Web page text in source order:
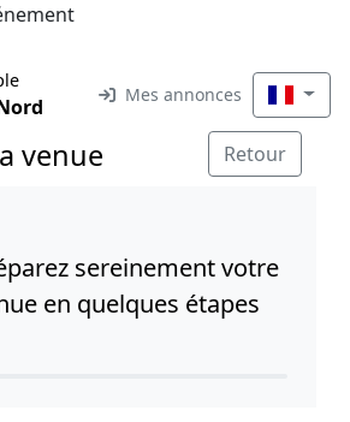
Mes annonces
venue Retour
sereinement votre
en quelques étapes